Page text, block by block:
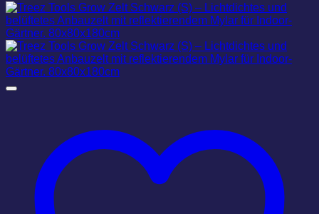
Preis
war:
549,99 €
Preis
ist:
494,99 €.